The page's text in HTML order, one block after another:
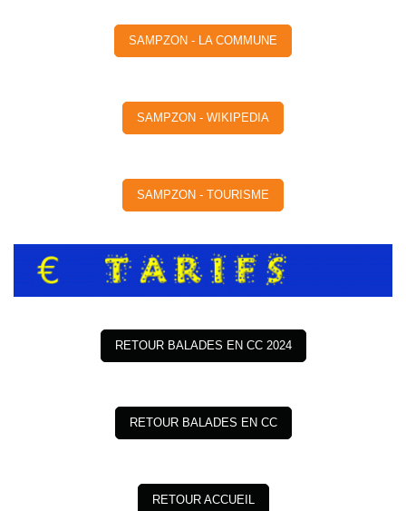
SAMPZON - LA COMMUNE
SAMPZON - WIKIPEDIA
SAMPZON - TOURISME
RETOUR BALADES EN CC 2024
RETOUR BALADES EN CC
RETOUR ACCUEIL